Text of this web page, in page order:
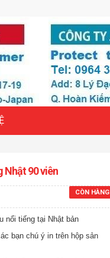
Nhật 90 viên
CÒN HÀNG
nổi tiếng tại Nhật bản
bạn chú ý in trên hộp sản